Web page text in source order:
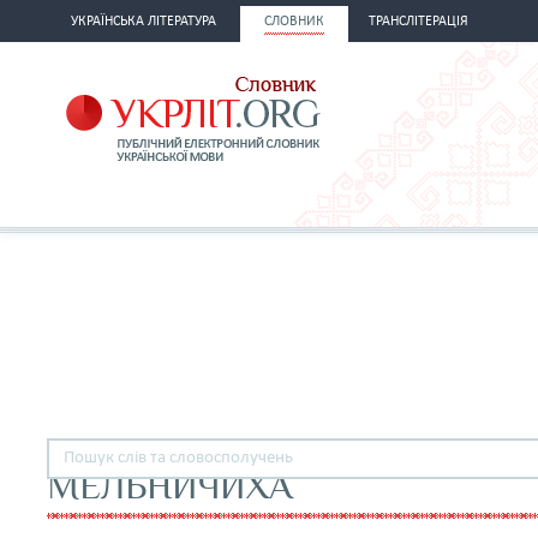
УКРАЇНСЬКА ЛІТЕРАТУРА СЛОВНИК ТРАНСЛІТЕРАЦІЯ
МЕЛЬНИЧИХА